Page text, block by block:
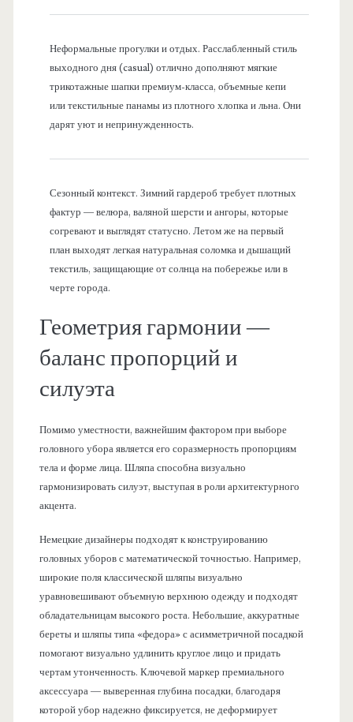
Неформальные прогулки и отдых. Расслабленный стиль
выходного дня (casual) отлично дополняют мягкие
трикотажные шапки премиум-класса, объемные кепи
или текстильные панамы из плотного хлопка и льна. Они
дарят уют и непринужденность.
Сезонный контекст. Зимний гардероб требует плотных
фактур — велюра, валяной шерсти и ангоры, которые
согревают и выглядят статусно. Летом же на первый
план выходят легкая натуральная соломка и дышащий
текстиль, защищающие от солнца на побережье или в
черте города.
Геометрия гармонии —
баланс пропорций и
силуэта
Помимо уместности, важнейшим фактором при выборе
головного убора является его соразмерность пропорциям
тела и форме лица. Шляпа способна визуально
гармонизировать силуэт, выступая в роли архитектурного
акцента.
Немецкие дизайнеры подходят к конструированию
головных уборов с математической точностью. Например,
широкие поля классической шляпы визуально
уравновешивают объемную верхнюю одежду и подходят
обладательницам высокого роста. Небольшие, аккуратные
береты и шляпы типа «федора» с асимметричной посадкой
помогают визуально удлинить круглое лицо и придать
чертам утонченность. Ключевой маркер премиального
аксессуара — выверенная глубина посадки, благодаря
которой убор надежно фиксируется, не деформирует